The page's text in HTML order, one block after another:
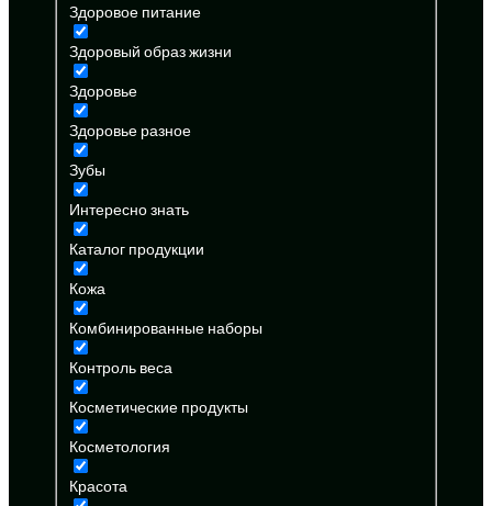
Здоровое питание
Здоровый образ жизни
Здоровье
Здоровье разное
Зубы
Интересно знать
Каталог продукции
Кожа
Комбинированные наборы
Контроль веса
Косметические продукты
Косметология
Красота